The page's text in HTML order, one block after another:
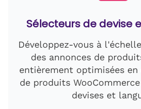
Sélecteurs de devise
Développez-vous à
des annonces de
entièrement optimisées
de produits
devises et